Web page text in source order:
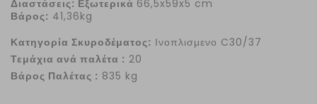
Διαστάσεις: Εξωτερικά 66,5x59x5 cm
Βάρος: 41,36kg
Κατηγορία Σκυροδέματος: Ινοπλισμενο C30/37
Τεμάχια ανά παλέτα : 20
Βάρος Παλέτας : 835 kg